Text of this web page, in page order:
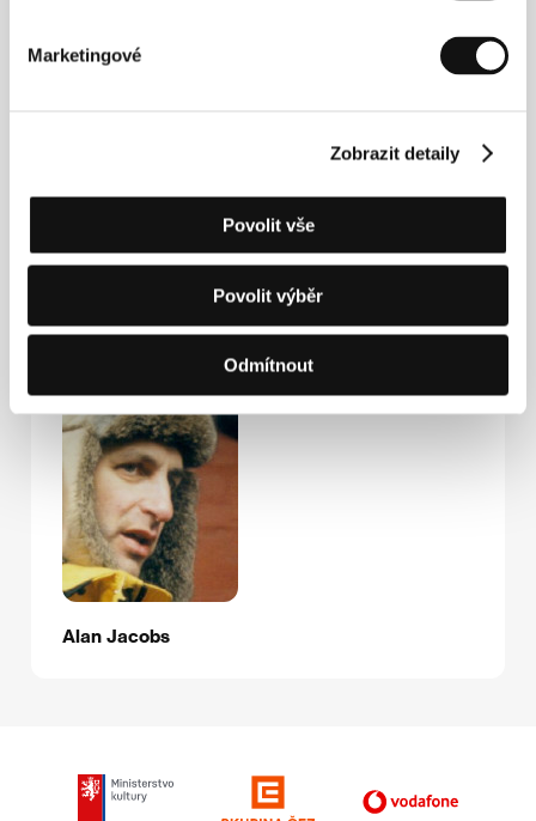
Marketingové
Zobrazit detaily
Povolit vše
Povolit výběr
Odmítnout
Tel: +1 310 255 7999
16060 Ventura Blvd. #1830, 914 36, Encino
Tel: +1 818 754 5455
Fax: +1 818 655 6189
ajacobs@escalonfilm.com
Alan Jacobs